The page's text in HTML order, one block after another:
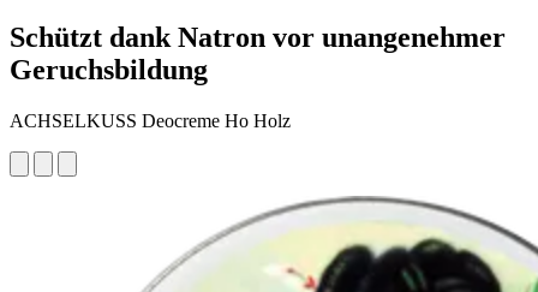
Schützt dank Natron vor unangenehmer
Geruchsbildung
ACHSELKUSS Deocreme Ho Holz